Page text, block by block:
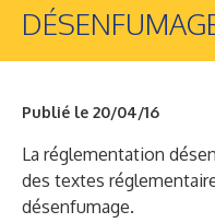
Publié le 20/04/16
La réglementation
des textes
désenfumage.